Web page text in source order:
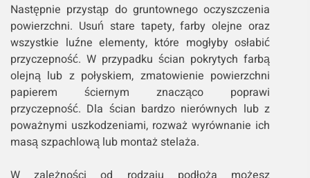
Następnie przystąp do gruntownego oczyszczenia
powierzchni. Usuń stare tapety, farby olejne oraz
wszystkie luźne elementy, które mogłyby osłabić
przyczepność. W przypadku ścian pokrytych farbą
olejną lub z połyskiem, zmatowienie powierzchni
papierem ściernym znacząco poprawi
przyczepność. Dla ścian bardzo nierównych lub z
poważnymi uszkodzeniami, rozważ wyrównanie ich
masą szpachlową lub montaż stelaża.